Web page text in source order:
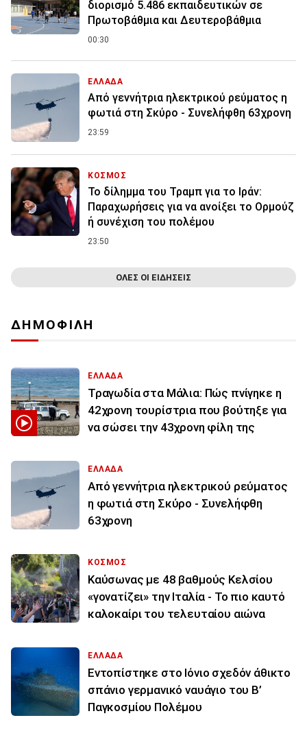
διορισμό 5.486 εκπαιδευτικών σε
Πρωτοβάθμια και Δευτεροβάθμια
00:30
ΕΛΛΑΔΑ
Από γεννήτρια ηλεκτρικού ρεύματος η
φωτιά στη Σκύρο - Συνελήφθη 63χρονη
23:59
ΚΟΣΜΟΣ
Το δίλημμα του Τραμπ για το Ιράν:
Παραχωρήσεις για να ανοίξει το Ορμούζ
ή συνέχιση του πολέμου
23:50
ΟΛΕΣ ΟΙ ΕΙΔΗΣΕΙΣ
ΔΗΜΟΦΙΛΗ
ΕΛΛΑΔΑ
Τραγωδία στα Μάλια: Πώς πνίγηκε η
42χρονη τουρίστρια που βούτηξε για
να σώσει την 43χρονη φίλη της
ΕΛΛΑΔΑ
Από γεννήτρια ηλεκτρικού ρεύματος
η φωτιά στη Σκύρο - Συνελήφθη
63χρονη
ΚΟΣΜΟΣ
Καύσωνας με 48 βαθμούς Κελσίου
«γονατίζει» την Ιταλία - Το πιο καυτό
καλοκαίρι του τελευταίου αιώνα
ΕΛΛΑΔΑ
Εντοπίστηκε στο Ιόνιο σχεδόν άθικτο
σπάνιο γερμανικό ναυάγιο του Β’
Παγκοσμίου Πολέμου